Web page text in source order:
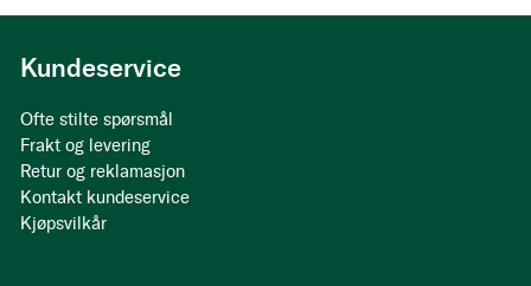
Kundeservice
Ofte stilte spørsmål
Frakt og levering
Retur og reklamasjon
Kontakt kundeservice
Kjøpsvilkår